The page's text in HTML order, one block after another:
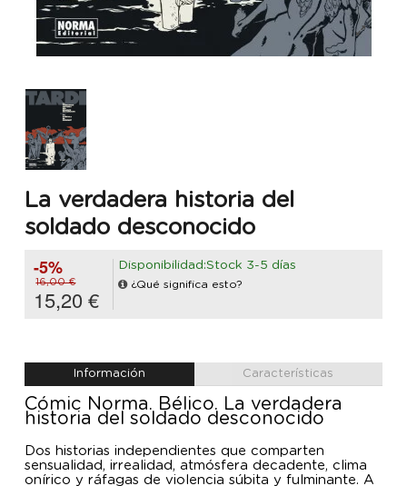
La verdadera historia del
soldado desconocido
-5%
16,00 €
15,20 €
Disponibilidad:Stock 3-5 días
¿Qué significa esto?
Información Características
Cómic Norma. Bélico. La verdadera
historia del soldado desconocido
Dos historias independientes que comparten
sensualidad, irrealidad, atmósfera decadente, clima
onírico y ráfagas de violencia súbita y fulminante. A